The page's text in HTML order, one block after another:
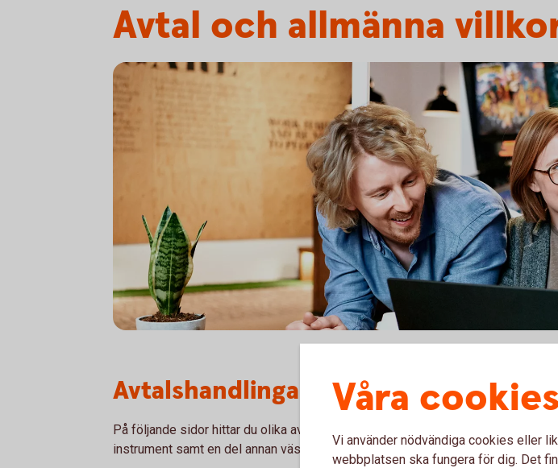
Avtal och allmänna
Avtalshandlingar
På följande sidor hittar du olika avtal och allmänna villkor för handel med
instrument samt en del annan väsentlig information kring värdepapperstjänster.
Våra
Vi använder nödvändiga cookies eller
webbplatsen ska fungera för dig. Det